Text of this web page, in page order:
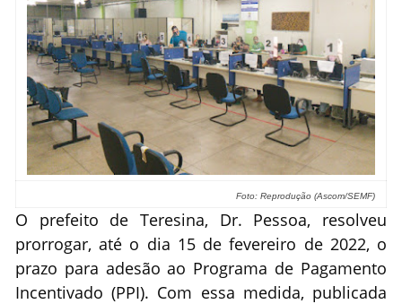
Foto: Reprodução (Ascom/SEMF)
O prefeito de Teresina, Dr. Pessoa, resolveu
prorrogar, até o dia 15 de fevereiro de 2022, o
prazo para adesão ao Programa de Pagamento
Incentivado (PPI). Com essa medida, publicada